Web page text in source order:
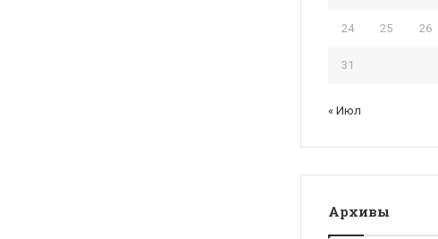
24 25 26
31
« Июл
Архивы